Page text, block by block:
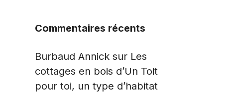
Commentaires récents
Burbaud Annick sur Les
cottages en bois d’Un Toit
pour toi, un type d’habitat